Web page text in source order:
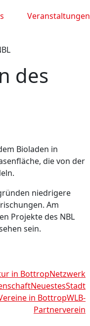
Veranstaltungen
des
Bioladen in
die von der
niedrigere
Am
Projekte des NBL
sein.
in BottropNetzwerk
NeuestesStadt
in BottropWLB-
Partnerverein